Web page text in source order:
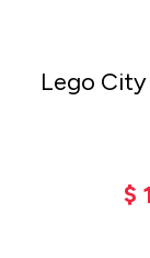
Lego
$